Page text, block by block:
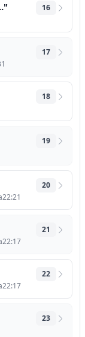
16
17
18
19
20
21
22
23